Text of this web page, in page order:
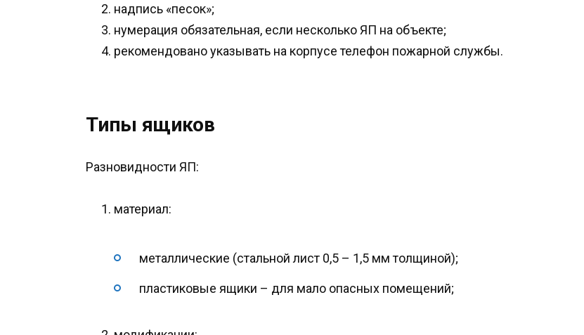
надпись «песок»;
нумерация обязательная, если несколько ЯП на объекте;
рекомендовано указывать на корпусе телефон пожарной службы.
Типы ящиков
Разновидности ЯП:
материал:
металлические (стальной лист 0,5 – 1,5 мм толщиной);
пластиковые ящики – для мало опасных помещений;